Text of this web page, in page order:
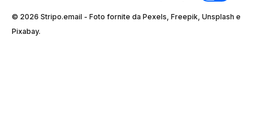
© 2026 Stripо.email - Foto fornite da Pexels, Freepik, Unsplash e
Pixabay.